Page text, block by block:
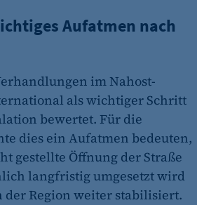
Aufatmen nach
im Nahost-
als wichtiger Schritt
bewertet. Für die
dies ein Aufatmen bedeuten,
gestellte Öffnung der Straße
langfristig umgesetzt wird
der Region weiter stabilisiert.